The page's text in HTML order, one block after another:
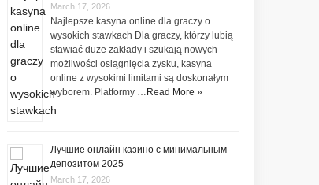
March 17, 2026
Najlepsze kasyna online dla graczy o
wysokich stawkach Dla graczy, którzy lubią
stawiać duże zakłady i szukają nowych
możliwości osiągnięcia zysku, kasyna
online z wysokimi limitami są doskonałym
wyborem. Platformy … Read More »
Лучшие онлайн казино с минимальным
депозитом 2025
March 17, 2026